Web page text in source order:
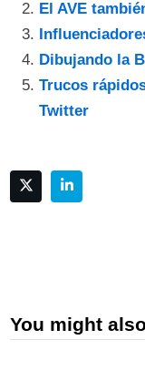
El AVE
Dibujando la
Trucos
Twitter
You might